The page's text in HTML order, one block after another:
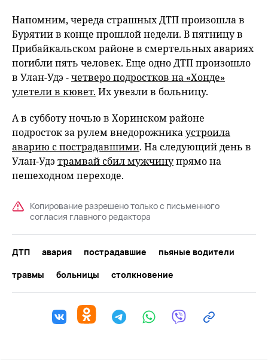
Напомним, череда страшных ДТП произошла в
Бурятии в конце прошлой недели. В пятницу в
Прибайкальском районе в смертельных авариях
погибли пять человек. Еще одно ДТП произошло
в Улан-Удэ -четверо подростков на «Хонде»
улетели в кювет. Их увезли в больницу.
А в субботу ночью в Хоринском районе
подросток за рулем внедорожникаустроила
аварию с пострадавшими. На следующий день в
Улан-Удэ трамвай сбил мужчинупрямо на
пешеходном переходе.
Копирование разрешено только с письменного
согласия главного редактора
ДТП авария пострадавшие
пьяные водители
травмы
больницы столкновение